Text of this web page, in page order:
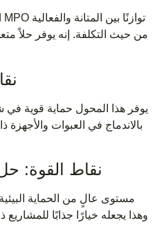
من حيث التكلفة. إنه يوفر حلاً
يوفر هذا المحول حماية قوية
بالاندماج في العبوات
نقاط القوة:
وهذا يجعله خيارًا جذابًا للمشاريع